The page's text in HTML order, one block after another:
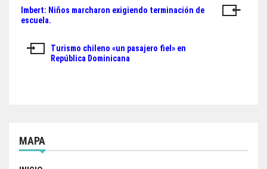
pp
Navegación
entradas
Imbert: Niños marcharon exigiendo terminación de
escuela.
Turismo chileno «un pasajero fiel» en
República Dominicana
MAPA